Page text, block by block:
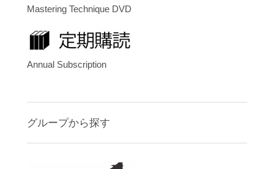
Mastering Technique DVD
Annual Subscription
グループから探す